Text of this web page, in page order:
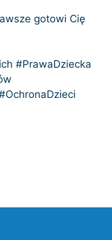
gotowi Cię
#PrawaDziecka